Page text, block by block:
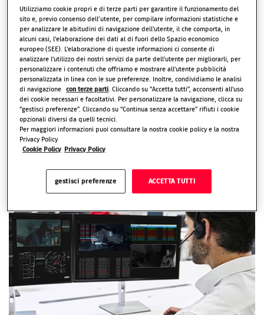
1. Scatta l’allarme
In caso di tentativo di intrusione, i dispositivi del sistema
inviano un segnale alla Centrale Operativa che risponde
Utilizziamo cookie propri e di terze parti per garantire il funzionamento del
sito e, previo consenso dell’utente, per compilare informazioni statistiche e
per analizzare le abitudini di navigazione dell'utente, il che comporta, in
alcuni casi, l'elaborazione dei dati al di fuori dello Spazio economico
europeo (SEE). L'elaborazione di queste informazioni ci consente di
analizzare l'utilizzo dei nostri servizi da parte dell'utente per migliorarli, per
personalizzare i contenuti che offriamo e mostrare all'utente pubblicità
personalizzata in linea con le sue preferenze. Inoltre, condividiamo le analisi
di navigazione
con terze parti. Cliccando su “Accetta tutti”, acconsenti all'uso
dei cookie necessari e facoltativi. Per personalizzare la navigazione, clicca su
“gestisci preferenze”. Cliccando su “Continua senza accettare” rifiuti i cookie
opzionali diversi da quelli tecnici.
Per maggiori informazioni puoi consultare la nostra cookie policy e la nostra
Privacy Policy
Cookie Policy
Privacy Policy
gestisci preferenze ACCETTA TUTTI